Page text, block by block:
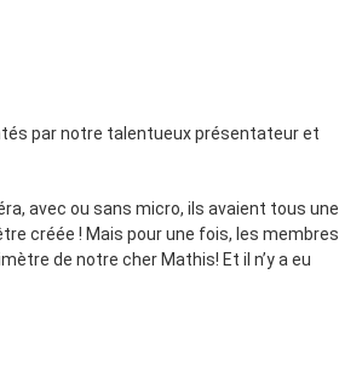
par notre talentueux présentateur et
avec ou sans micro, ils avaient tous une
créée ! Mais pour une fois, les membres
de notre cher Mathis! Et il n’y a eu